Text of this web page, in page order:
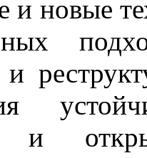
и новые
и
и